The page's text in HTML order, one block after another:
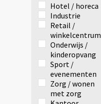
Hotel / horeca
Industrie
Retail /
winkelcentrum
Onderwijs /
kinderopvang
Sport /
evenementen
Zorg / wonen
met zorg